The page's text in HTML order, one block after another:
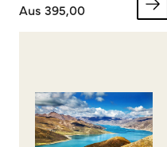
Aus 395,00